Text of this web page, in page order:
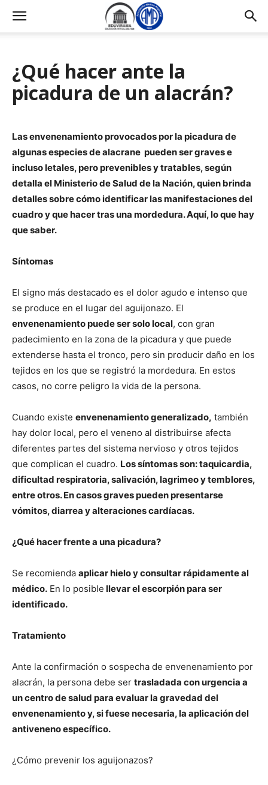
¿Qué hacer ante la
picadura de un alacrán?
Las envenenamiento provocados por la picadura de
algunas especies de alacrane pueden ser graves e
incluso letales, pero prevenibles y tratables, según
detalla el Ministerio de Salud de la Nación, quien brinda
detalles sobre cómo identificar las manifestaciones del
cuadro y que hacer tras una mordedura. Aquí, lo que hay
que saber.
Síntomas
El signo más destacado es el dolor agudo e intenso que
se produce en el lugar del aguijonazo. El
envenenamiento puede ser solo local, con gran
padecimiento en la zona de la picadura y que puede
extenderse hasta el tronco, pero sin producir daño en los
tejidos en los que se registró la mordedura. En estos
casos, no corre peligro la vida de la persona.
Cuando existe envenenamiento generalizado, también
hay dolor local, pero el veneno al distribuirse afecta
diferentes partes del sistema nervioso y otros tejidos
que complican el cuadro. Los síntomas son: taquicardia,
dificultad respiratoria, salivación, lagrimeo y temblores,
entre otros. En casos graves pueden presentarse
vómitos, diarrea y alteraciones cardíacas.
¿Qué hacer frente a una picadura?
Se recomienda aplicar hielo y consultar rápidamente al
médico. En lo posible llevar el escorpión para ser
identificado.
Tratamiento
Ante la confirmación o sospecha de envenenamiento por
alacrán, la persona debe ser trasladada con urgencia a
un centro de salud para evaluar la gravedad del
envenenamiento y, si fuese necesaria, la aplicación del
antiveneno específico.
¿Cómo prevenir los aguijonazos?